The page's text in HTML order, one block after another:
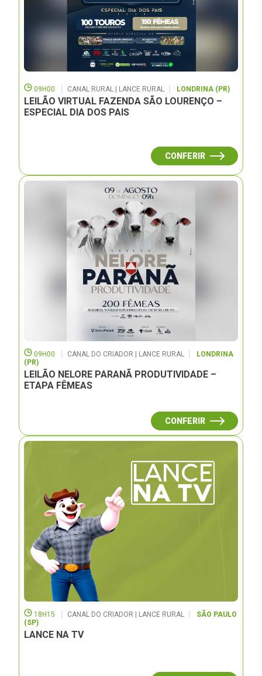
09H00 CANAL RURAL | LANCE RURAL LONDRINA (PR)
LEILÃO VIRTUAL FAZENDA SÃO LOURENÇO –
ESPECIAL DIA DOS PAIS
CONFERIR
09H00 CANAL DO CRIADOR | LANCE RURAL
LONDRINA
(PR)
LEILÃO NELORE PARANÃ PRODUTIVIDADE –
ETAPA FÊMEAS
CONFERIR
18H15 CANAL DO CRIADOR | LANCE RURAL
SÃO PAULO
(SP)
LANCE NA TV